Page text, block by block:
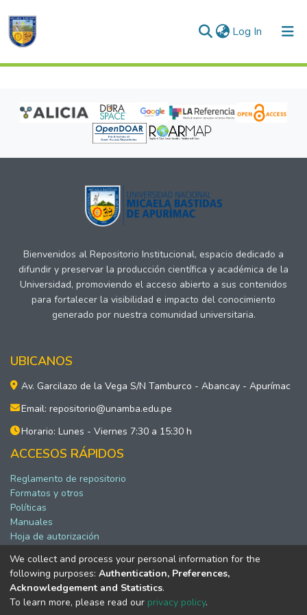
Log In (current)
All of DSpace
Bienvenidos al Repositorio Institucional, espacio dedicado a
difundir y preservar la producción científica y académica de la
Universidad, promoviendo el acceso abierto a sus contenidos
para fortalecer la visibilidad e impacto del conocimiento
generado por nuestra comunidad universitaria.
UBICANOS
Av. Garcilazo de la Vega S/N Tamburco - Abancay - Apurímac
Email: repositorio@unamba.edu.pe
Horario: Lunes - Viernes 7:30 a 15:30 h
ACCESOS RÁPIDOS
Reglamento de repositorio
Formatos y otros
Políticas
Manuales
Hoja de autorización
Software DSpace copyright © 2002-2026 LYRASIS
Configuración de cookies
Política de privacidad
We collect and process your personal information for the
following purposes: Authentication, Preferences,
Acknowledgement and Statistics.
To learn more, please read our privacy policy.